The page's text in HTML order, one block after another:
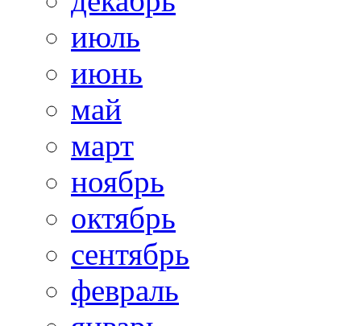
июль
июнь
май
март
ноябрь
октябрь
сентябрь
февраль